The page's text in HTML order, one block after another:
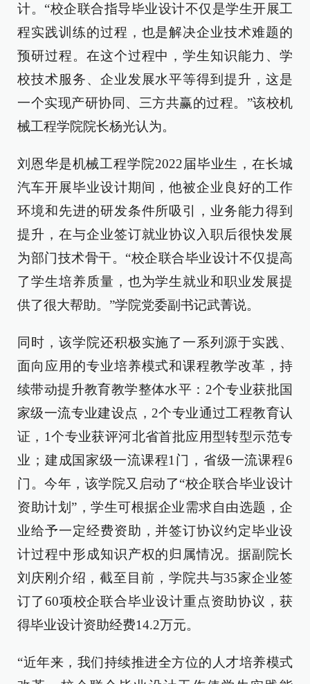
计。“校企联合指导毕业设计不仅是学生开展工
程实践训练的过程，也是解决企业技术难题的
预研过程。在这个过程中，学生知识能力、学
校技术服务、企业发展水平等得到提升，这是
一个实现产研协同、三方共赢的过程。”该校机
械工程学院院长杨光认为。
刘恩华是机械工程学院2022届毕业生，在长城
汽车开展毕业设计期间，他被企业良好的工作
环境和先进的研发条件所吸引，业务能力得到
提升，在与企业签订就业协议入职后很快发展
为部门技术骨干。“校企联合毕业设计不仅提高
了学生培养质量，也为学生就业和职业发展提
供了很大帮助。”学院党委副书记武菁说。
同时，该学院还积极实施了一系列源于实践、
面向应用的专业培养模式和课程教学改革，持
续带动提升教育教学整体水平：2个专业获批国
家级一流专业建设点，2个专业通过工程教育认
证，1个专业获评河北省首批应用型转型示范专
业；建成国家级一流课程1门，省级一流课程6
门。今年，该学院又启动了“校企联合毕业设计
资助计划”，学生可根据企业需求自由选题，企
业给予一定经费资助，并签订协议约定毕业设
计过程中形成知识产权的归属情况。据副院长
刘庆刚介绍，截至目前，学院共与35家企业签
订了60项校企联合毕业设计重点资助协议，获
得毕业设计资助经费14.2万元。
“近年来，我们持续推进全方位的人才培养模式